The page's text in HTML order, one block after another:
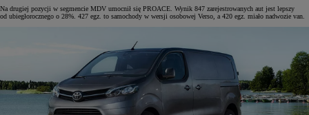
Na drugiej pozycji w segmencie MDV umocnił się PROACE. Wynik 847 zarejestrowanych aut jest lepszy
od ubiegłorocznego o 28%. 427 egz. to samochody w wersji osobowej Verso, a 420 egz. miało nadwozie van.